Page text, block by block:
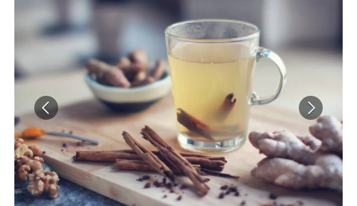
فيديو
مطبخ سيدتي
مقالات الرأي
ستايل
تقارير
عروس سيدتي